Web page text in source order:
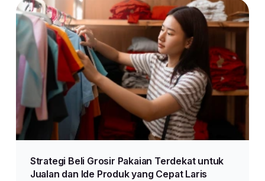
Strategi Beli Grosir Pakaian Terdekat untuk
Jualan dan Ide Produk yang Cepat Laris